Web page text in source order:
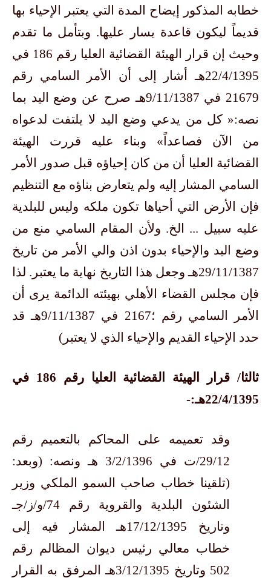
خطابه المذكور إيضاح المدة التي يعتبر الإحياء بها
قديماً ليكون قاعدة يسار عليها. وبتأمل ما تقدم
وحيث إن قرار الهيئة القضائية العليا رقم 186 في
22/4/1395هـ أشار إلى أن الأمر السامي رقم
21679 في 9/11/1387هـ صرح عن وضع اليد بما
نصه:« كل من يدعي وضع اليد لا يلتفت لدعواه
من الآن فصاعداً» وبناء عليه قررت الهيئة
القضائية العليا أن من كان إحياؤه قبل صدور الأمر
السامي المشار إليه ولم يتعارض بناؤه مع التنظيم
فإن الأرض التي أحياها تكون ملكه وليس للبلدية
عليه سبيل ... الخ. ولأن المقام السامي منع من
وضع اليد والإحياء بدون اذن والي الأمر من تاريخ
29/11/1387هـ وجعل هذا التاريخ نهاية ما يعتبر. لذا
فإن مجلس القضاء الأهلي بهيئته الدائمة يرى أن
الأمر السامي رقم ؛2167 في 9/11/1387هـ قد
حدد الإحياء القديم والإحياء الذي لا يعتبر)
ثالثا/ قرار الهيئة القضائية العليا رقم 186 في
22/4/1395هـ:-
وقد تعميمه على المحاكم بالتعميم رقم
29/12/ت في 3/2/1396 هـ ونصه: (وبعد:
(تلقينا خطاب صاحب السمو الملكي وزير
الشئون البلدية والقروية رقم 74/و/ز/جـ
وتاريخ 17/12/1395هـ المشار فيه إلى
خطاب معالي رئيس ديوان المظالم رقم
502 وتاريخ 3/12/1395هـ المرفق به القرار